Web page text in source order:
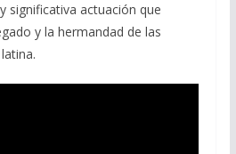
significativa actuación que
y la hermandad de las